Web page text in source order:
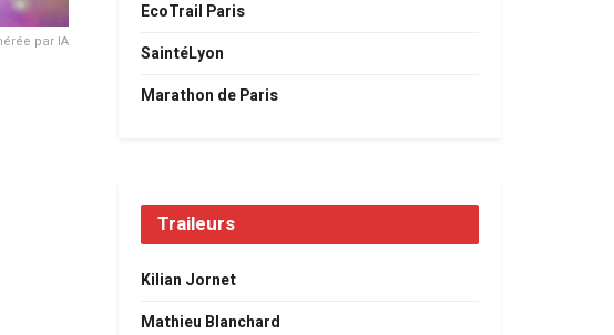
par IA
EcoTrail Paris
SaintéLyon
Marathon de Paris
Traileurs
Kilian Jornet
Mathieu Blanchard